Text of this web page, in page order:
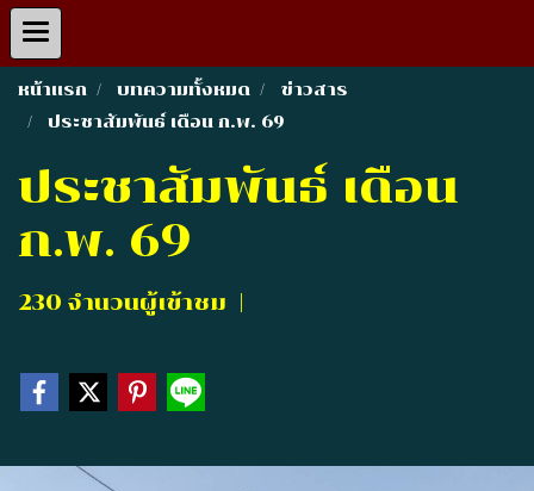
หน้าแรก บทความทั้งหมด
ข่าวสาร
ประชาสัมพันธ์ เดือน ก.พ. 69
ประชาสัมพันธ์ เดือน
ก.พ. 69
230 จำนวนผู้เข้าชม